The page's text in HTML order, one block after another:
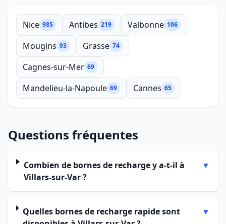
Nice 985 Antibes 219 Valbonne 106
Mougins 93 Grasse 74
Cagnes-sur-Mer 69
Mandelieu-la-Napoule 69 Cannes 65
Questions fréquentes
Combien de bornes de recharge y a-t-il à
Villars-sur-Var ?
▼
Quelles bornes de recharge rapide sont
▼